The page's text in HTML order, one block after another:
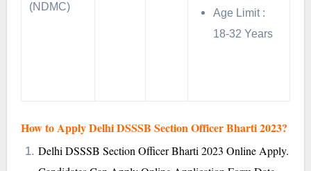
(NDMC)
Age Limit :
18-32 Years
How to Apply Delhi DSSSB Section Officer Bharti 2023?
Delhi DSSSB Section Officer Bharti 2023 Online Apply.